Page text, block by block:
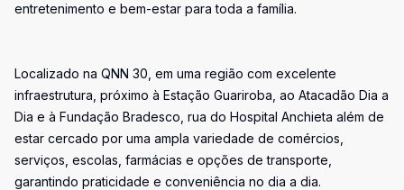
entretenimento e bem-estar para toda a família.
Localizado na QNN 30, em uma região com excelente
infraestrutura, próximo à Estação Guariroba, ao Atacadão Dia a
Dia e à Fundação Bradesco, rua do Hospital Anchieta além de
estar cercado por uma ampla variedade de comércios,
serviços, escolas, farmácias e opções de transporte,
garantindo praticidade e conveniência no dia a dia.